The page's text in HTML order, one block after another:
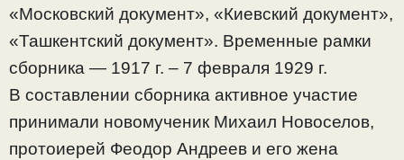
«Московский документ», «Киевский документ»,
«Ташкентский документ». Временные рамки
сборника — 1917 г. – 7 февраля 1929 г.
В составлении сборника активное участие
принимали новомученик Михаил Новоселов,
протоиерей Феодор Андреев и его жена